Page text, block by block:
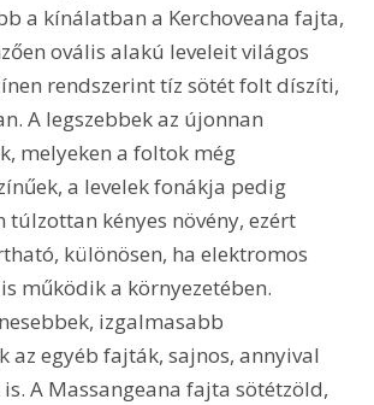
a kínálatban a Kerchoveana fajta,
ovális alakú leveleit világos
rendszerint tíz sötét folt díszíti,
A legszebbek az újonnan
melyeken a foltok még
a levelek fonákja pedig
túlzottan kényes növény, ezért
különösen, ha elektromos
működik a környezetében.
izgalmasabb
az egyéb fajták, sajnos, annyival
A Massangeana fajta sötétzöld,